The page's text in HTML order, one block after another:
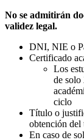
No se admitirán
validez legal.
DNI, NIE o
Certificado
Los
de solo
ciclo
Título o
obtención del
En caso de